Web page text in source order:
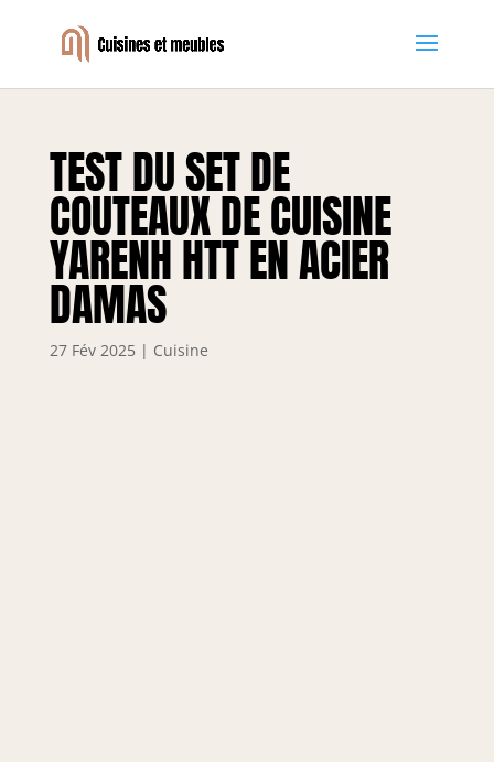
TEST DU SET DE
COUTEAUX DE CUISINE
YARENH HTT EN ACIER
DAMAS
27 Fév 2025 | Cuisine